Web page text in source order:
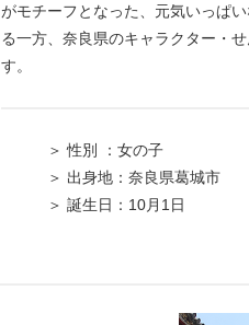
がモチーフとなった、元気いっぱ
る一方、奈良県のキャラクター・
す。
＞ 性別 ：女の子
＞ 出身地：奈良県葛城市
＞ 誕生日：10月1日